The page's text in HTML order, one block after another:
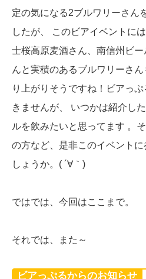
定の気になる2ブルワリーさん
したが、 このビアイベントに
士桜高原麦酒さん、南信州ビ
んと実積のあるブルワリーさ
り上がりそうですね！ビアっ
きませんが、 いつかは紹介し
ルを飲みたいと思ってます 。
の方など、是非このイベント
しょうか。( ´∀｀)
ではでは、今回はここまで。
それでは、また～
ビアっぷるからのお知らせ